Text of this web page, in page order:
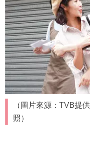
（圖片來源：TVB提
照）